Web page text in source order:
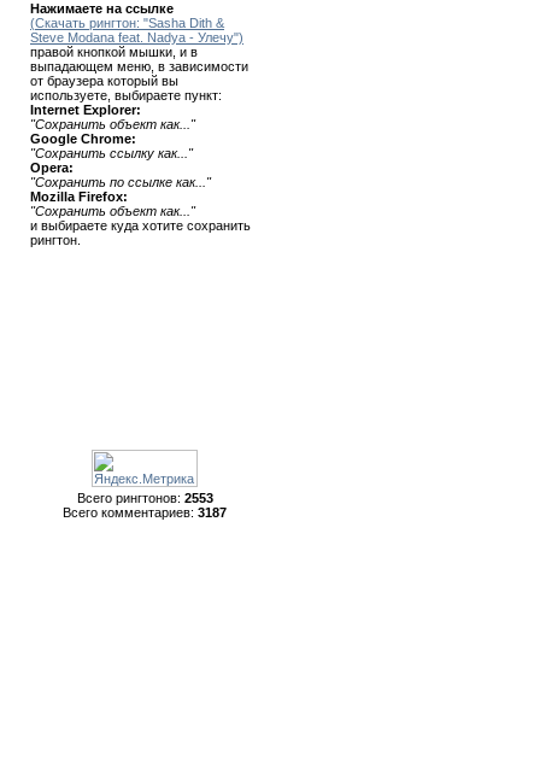
Нажимаете на ссылке
(Скачать рингтон: "Sasha Dith &
Steve Modana feat. Nadya - Улечу")
правой кнопкой мышки, и в
выпадающем меню, в зависимости
от браузера который вы
используете, выбираете пункт:
Internet Explorer:
"Сохранить объект как..."
Google Chrome:
"Сохранить ссылку как..."
Opera:
"Сохранить по ссылке как..."
Mozilla Firefox:
"Сохранить объект как..."
и выбираете куда хотите сохранить
рингтон.
Всего рингтонов: 2553
Всего комментариев: 3187